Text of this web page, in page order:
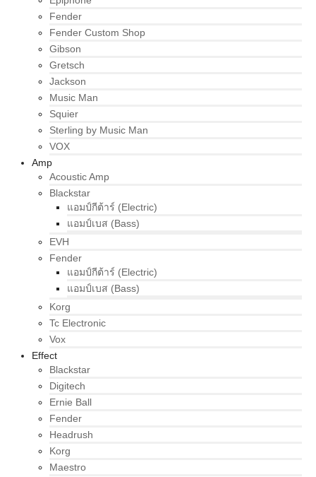
Fender
Fender Custom Shop
Gibson
Gretsch
Jackson
Music Man
Squier
Sterling by Music Man
VOX
Amp
Acoustic Amp
Blackstar
แอมป์กีต้าร์ (Electric)
แอมป์เบส (Bass)
EVH
Fender
แอมป์กีต้าร์ (Electric)
แอมป์เบส (Bass)
Korg
Tc Electronic
Vox
Effect
Blackstar
Digitech
Ernie Ball
Fender
Headrush
Korg
Maestro